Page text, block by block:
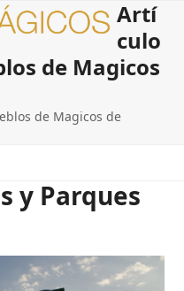
Artí
culo
de Magicos
de Magicos de
y Parques